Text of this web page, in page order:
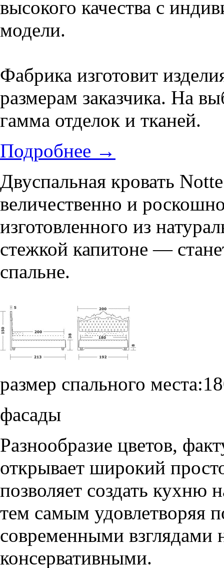
высокого качества с
модели.
Фабрика изготовит
размерам заказчика. На
гамма отделок и тканей.
Подробнее →
Двуспальная кровать
величественно и
изготовленного из
стежкой капитоне —
спальне.
размер спального места:
фасады
Разнообразие цветов,
открывает широкий
позволяет создать кухню
тем самым удовлетворяя
современными взглядами
консервативными.